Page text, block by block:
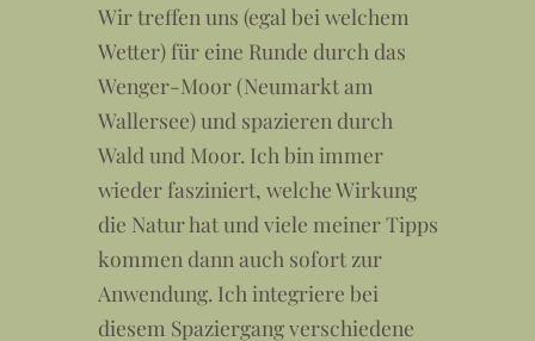
Wir treffen uns (egal bei welchem
Wetter) für eine Runde durch das
Wenger-Moor (Neumarkt am
Wallersee) und spazieren durch
Wald und Moor. Ich bin immer
wieder fasziniert, welche Wirkung
die Natur hat und viele meiner Tipps
kommen dann auch sofort zur
Anwendung. Ich integriere bei
diesem Spaziergang verschiedene